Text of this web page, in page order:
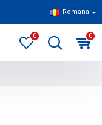
Romana
0 0